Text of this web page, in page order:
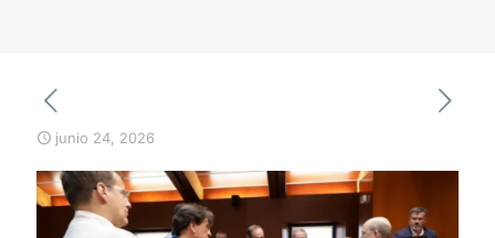
junio 24, 2026